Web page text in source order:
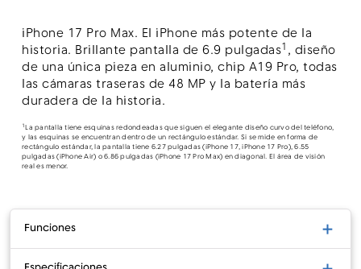
iPhone 17 Pro Max. El iPhone más potente de la
historia. Brillante pantalla de 6.9 pulgadas1​​​​​​​ , diseño
de una única pieza en aluminio, chip A19 Pro, todas
las cámaras traseras de 48 MP y la batería más
duradera de la historia.
1La pantalla tiene esquinas redondeadas que siguen el elegante diseño curvo del teléfono,
y las esquinas se encuentran dentro de un rectángulo estándar. Si se mide en forma de
rectángulo estándar, la pantalla tiene 6.27 pulgadas (iPhone 17, iPhone 17 Pro), 6.55
pulgadas (iPhone Air) o 6.86 pulgadas (iPhone 17 Pro Max) en diagonal. El área de visión
real es menor.
Funciones